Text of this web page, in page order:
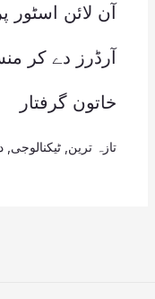
آرڈرز دے کر
خاتون گرفتار
تازہ ترین ٹیکنالوجی